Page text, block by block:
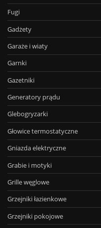
Fugi
Gadżety
Garaże i wiaty
Garnki
Gazetniki
Generatory prądu
Glebogryzarki
Głowice termostatyczne
Gniazda elektryczne
Grabie i motyki
Grille węglowe
Grzejniki łazienkowe
Grzejniki pokojowe